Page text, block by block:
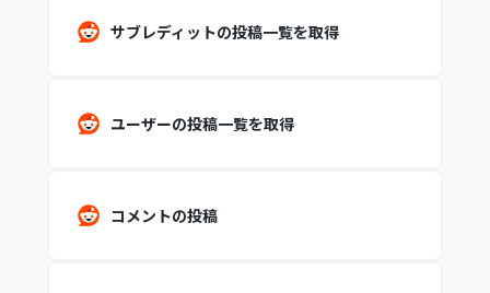
サブレディットの投稿一覧を取得
ユーザーの投稿一覧を取得
コメントの投稿